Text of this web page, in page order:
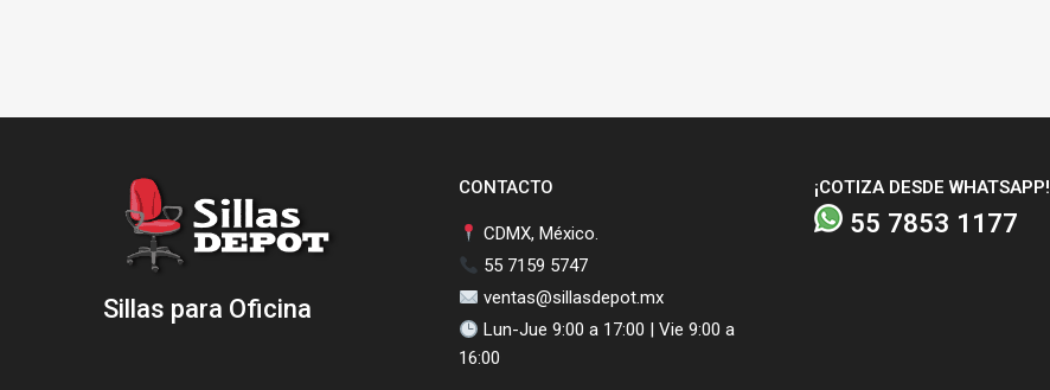
Sillas para Oficina
CONTACTO
CDMX, México.
55 7159 5747
ventas@sillasdepot.mx
Lun-Jue 9:00 a 17:00 | Vie 9:00 a
16:00
¡COTIZA DESDE WHATSAPP!
55 7853 1177